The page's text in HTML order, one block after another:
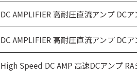
DC AMPLIFIER 高耐圧直流アンプ DCア
DC AMPLIFIER 高耐圧直流アンプ DCア
High Speed DC AMP 高速DCアンプ